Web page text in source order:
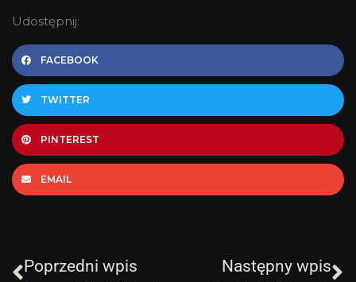
Udostępnij:
FACEBOOK
TWITTER
PINTEREST
EMAIL
Poprzedni wpis Następny wpis